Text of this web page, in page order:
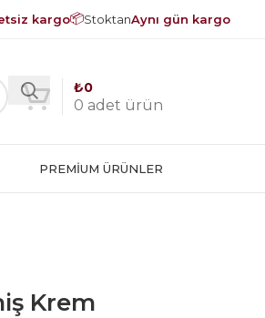
kargo📦StoktanAynı gün kargo
0 adet ürün
₺0
PREMIUM ÜRÜNLER
Krem